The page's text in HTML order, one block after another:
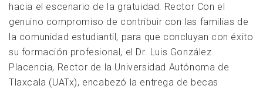
hacia el escenario de la gratuidad: Rector Con el
genuino compromiso de contribuir con las familias de
la comunidad estudiantil, para que concluyan con éxito
su formación profesional, el Dr. Luis González
Placencia, Rector de la Universidad Autónoma de
Tlaxcala (UATx), encabezó la entrega de becas